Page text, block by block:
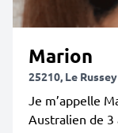
Marion
25210, Le Russey
Je m’appelle
Australien de 3